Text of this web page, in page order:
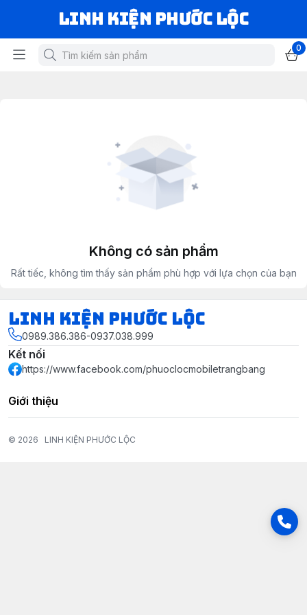
LINH KIỆN PHƯỚC LỘC
0
Không có sản phẩm
Rất tiếc, không tìm thấy sản phẩm phù hợp với lựa chọn của bạn
LINH KIỆN PHƯỚC LỘC
0989.386.386-0937.038.999
Kết nối
https://www.facebook.com/phuoclocmobiletrangbang
Giới thiệu
© 2026 LINH KIỆN PHƯỚC LỘC